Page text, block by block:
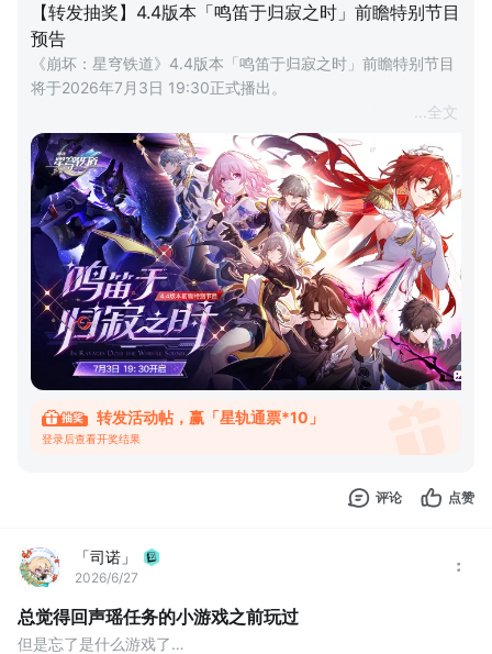
【转发抽奖】4.4版本「鸣笛于归寂之时」前瞻特别节目
预告
《崩坏：星穹铁道》4.4版本「鸣笛于归寂之时」前瞻特别节目
将于2026年7月3日 19:30正式播出。
「领航者绘出通往末日的航图。哀切的鸣笛响彻，唯有开拓之人
才能寻得跨越死境的生路……」
-哦？是吗。
本次节目中还有《崩坏：星穹铁道》与《Fate/stay night
[Unlimited Blade Works]》的联动情报！
-别忘了来看^~^。
== 转发有礼 ==
2026年6月
全文
转发活动帖，赢「星轨通票*10」
登录后查看开奖结果
评论 点赞
「司诺」
2026/6/27
总觉得回声瑶任务的小游戏之前玩过
但是忘了是什么游戏了…